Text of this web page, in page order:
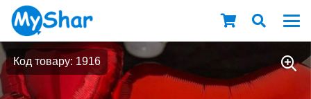
Код товару: 1916